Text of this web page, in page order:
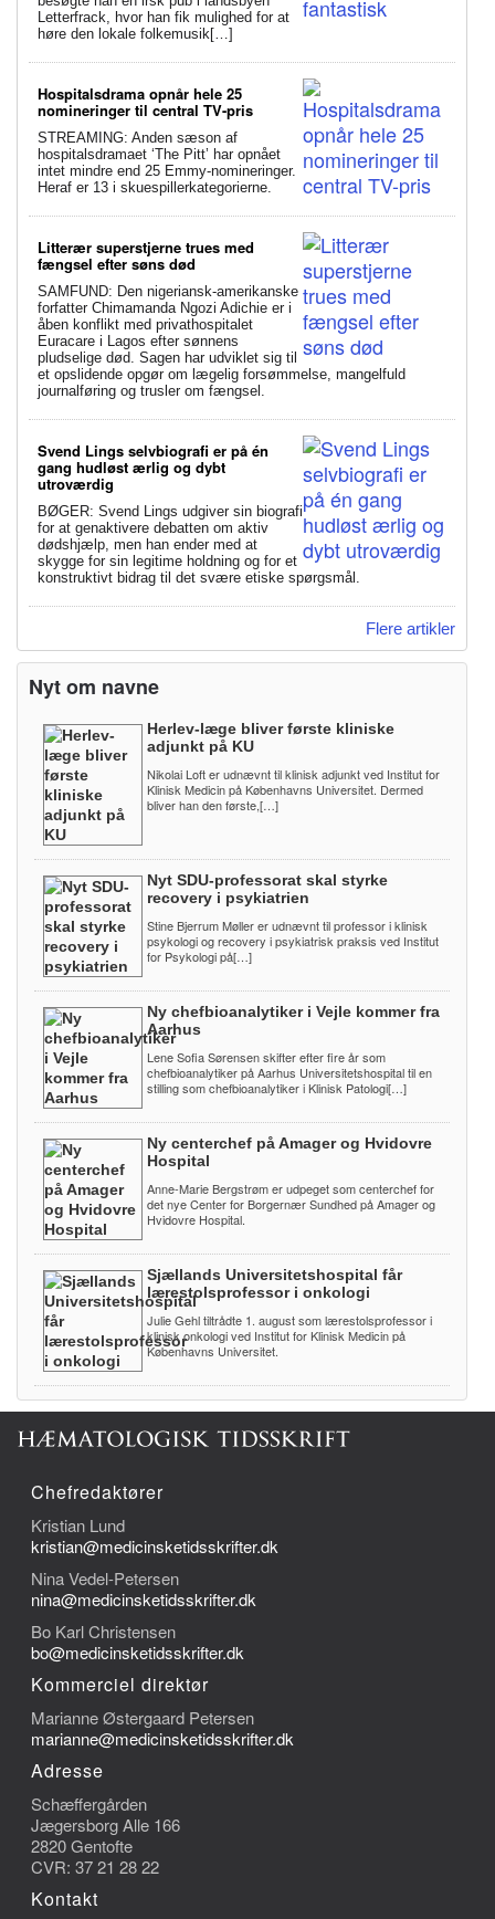
Letterfrack, hvor han fik mulighed for at
høre den lokale folkemusik[…]
Hospitalsdrama opnår hele 25
nomineringer til central TV-pris
STREAMING: Anden sæson af
hospitalsdramaet ‘The Pitt’ har opnået
intet mindre end 25 Emmy-nomineringer.
Heraf er 13 i skuespillerkategorierne.
Litterær superstjerne trues med
fængsel efter søns død
SAMFUND: Den nigeriansk-amerikanske
forfatter Chimamanda Ngozi Adichie er i
åben konflikt med privathospitalet
Euracare i Lagos efter sønnens
pludselige død. Sagen har udviklet sig til
et opslidende opgør om lægelig forsømmelse, mangelfuld
journalføring og trusler om fængsel.
Svend Lings selvbiografi er på én
gang hudløst ærlig og dybt
utroværdig
BØGER: Svend Lings udgiver sin biografi
for at genaktivere debatten om aktiv
dødshjælp, men han ender med at
skygge for sin legitime holdning og for et
konstruktivt bidrag til det svære etiske spørgsmål.
Flere artikler
Nyt om navne
Herlev-læge bliver første kliniske
adjunkt på KU
Nikolai Loft er udnævnt til klinisk adjunkt ved Institut for
Klinisk Medicin på Københavns Universitet. Dermed
bliver han den første,[…]
Nyt SDU-professorat skal styrke
recovery i psykiatrien
Stine Bjerrum Møller er udnævnt til professor i klinisk
psykologi og recovery i psykiatrisk praksis ved Institut
for Psykologi på[…]
Ny chefbioanalytiker i Vejle kommer fra
Aarhus
Lene Sofia Sørensen skifter efter fire år som
chefbioanalytiker på Aarhus Universitetshospital til en
stilling som chefbioanalytiker i Klinisk Patologi[…]
Ny centerchef på Amager og Hvidovre
Hospital
Anne-Marie Bergstrøm er udpeget som centerchef for
det nye Center for Borgernær Sundhed på Amager og
Hvidovre Hospital.
Sjællands Universitetshospital får
lærestolsprofessor i onkologi
Julie Gehl tiltrådte 1. august som lærestolsprofessor i
klinisk onkologi ved Institut for Klinisk Medicin på
Københavns Universitet.
Chefredaktører
Kristian Lund
kristian@medicinsketidsskrifter.dk
Nina Vedel-Petersen
nina@medicinsketidsskrifter.dk
Bo Karl Christensen
bo@medicinsketidsskrifter.dk
Kommerciel direktør
Marianne Østergaard Petersen
marianne@medicinsketidsskrifter.dk
Adresse
Schæffergården
Jægersborg Alle 166
2820 Gentofte
CVR: 37 21 28 22
Kontakt